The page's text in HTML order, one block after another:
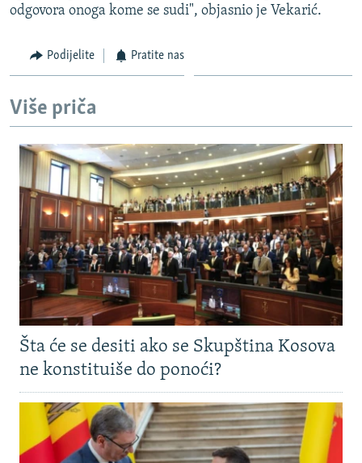
SVE KARTE DEJTONA
odgovora onoga kome se sudi", objasnio je Vekarić.
Podijelite Pratite nas
Više priča
Šta će se desiti ako se Skupština Kosova
ne konstituiše do ponoći?